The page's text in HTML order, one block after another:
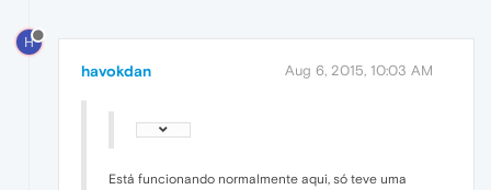
H
havokdan Aug 6, 2015, 10:03 AM
Está funcionando normalmente aqui, só teve uma